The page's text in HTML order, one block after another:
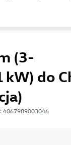
(3-
do
4067989003046